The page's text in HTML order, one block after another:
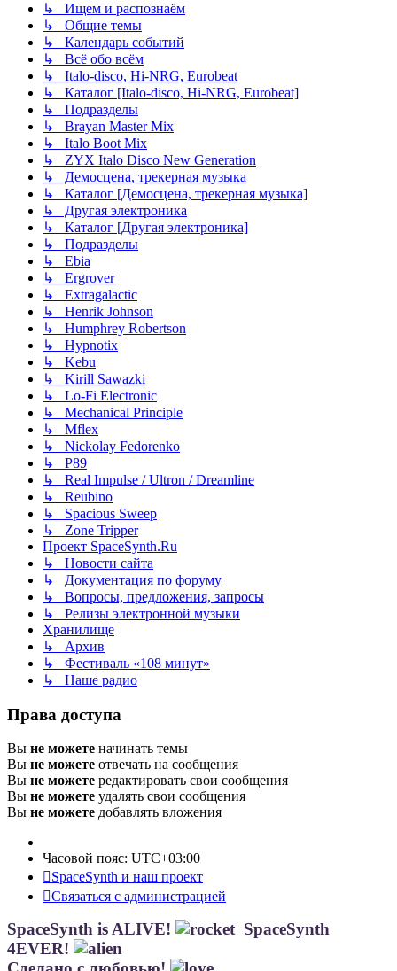
↳ Ищем и распознаём
↳ Общие темы
↳ Календарь событий
↳ Всё обо всём
↳ Italo-disco, Hi-NRG, Eurobeat
↳ Каталог [Italo-disco, Hi-NRG, Eurobeat]
↳ Подразделы
↳ Brayan Master Mix
↳ Italo Boot Mix
↳ ZYX Italo Disco New Generation
↳ Демосцена, трекерная музыка
↳ Каталог [Демосцена, трекерная музыка]
↳ Другая электроника
↳ Каталог [Другая электроника]
↳ Подразделы
↳ Ebia
↳ Ergrover
↳ Extragalactic
↳ Henrik Johnson
↳ Humphrey Robertson
↳ Hypnotix
↳ Kebu
↳ Kirill Sawazki
↳ Lo-Fi Electronic
↳ Mechanical Principle
↳ Mflex
↳ Nickolay Fedorenko
↳ P89
↳ Real Impulse / Ultron / Dreamline
↳ Reubino
↳ Spacious Sweep
↳ Zone Tripper
Проект SpaceSynth.Ru
↳ Новости сайта
↳ Документация по форуму
↳ Вопросы, предложения, запросы
↳ Релизы электронной музыки
Хранилище
↳ Архив
↳ Фестиваль «108 минут»
↳ Наше радио
Права доступа
Вы не можете начинать темы
Вы не можете отвечать на сообщения
Вы не можете редактировать свои сообщения
Вы не можете удалять свои сообщения
Вы не можете добавлять вложения
Часовой пояс: UTC+03:00
SpaceSynth и наш проект
Связаться с администрацией
SpaceSynth is ALIVE!
SpaceSynth
4EVER!